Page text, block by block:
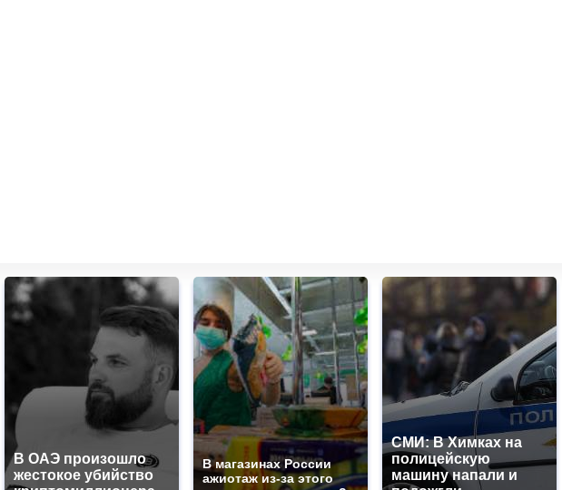
В ОАЭ произошло
жестокое убийство
В магазинах России
ажиотаж из-за этого
СМИ: В Химках на
полицейскую
машину напали и